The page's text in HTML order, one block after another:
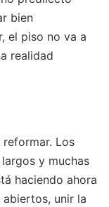
bien
el piso no va a
realidad
Los
y muchas
haciendo ahora
unir la